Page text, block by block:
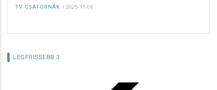
TV CSATORNÁK / 2025-11-06
LEGFRISSEBB 3